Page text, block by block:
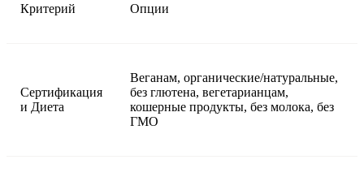
Критерий Опции
Сертификация
и Диета
Веганам, органические/натуральные,
без глютена, вегетарианцам,
кошерные продукты, без молока, без
ГМО